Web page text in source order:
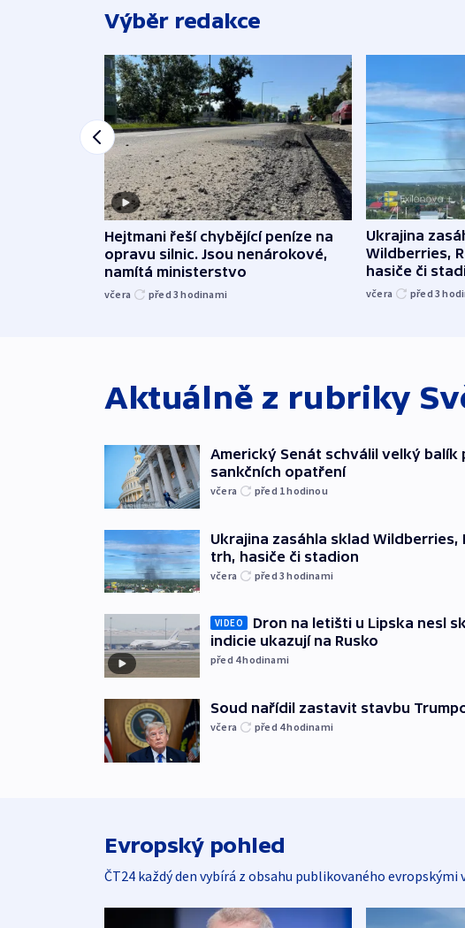
Výběr redakce
Hejtmani řeší chybějící peníze na
opravu silnic. Jsou nenárokové,
namítá ministerstvo
včera před 3hodinami
Ukrajina
Wildberries,
hasiče či
včera před 3
Aktuálně z rubriky
Americký Senát schválil velký
sankčních opatření
včera před 1hodinou
Ukrajina zasáhla sklad Wildberries,
trh, hasiče či stadion
včera před 3hodinami
VIDEO
Dron na letišti u Lipska nesl
indicie ukazují na Rusko
před 4hodinami
Soud nařídil zastavit stavbu
včera před 4hodinami
Evropský pohled
ČT24 každý den vybírá z obsahu publikovaného evropskými